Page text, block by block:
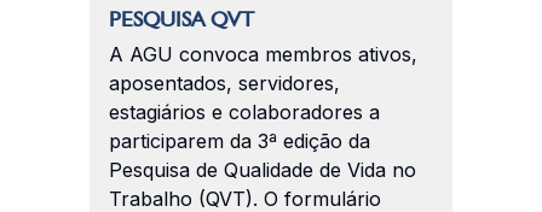
PESQUISA QVT
A AGU convoca membros ativos,
aposentados, servidores,
estagiários e colaboradores a
participarem da 3ª edição da
Pesquisa de Qualidade de Vida no
Trabalho (QVT). O formulário